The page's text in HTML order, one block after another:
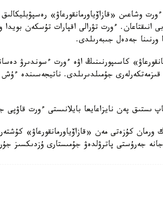
وشاعىن «قازاۆياورمانقورعاۋ»
انىقتاعان. ءورت تۋرالى اقپارات تۇسكەن
جەدەل جىبەرىلدى.
كاسىپورنىنىڭ اۋە ءورت ءسوندىرۋ
جۇمىلدىرىلدى. ناتيجەسىندە
ىستىق پەن نايزاعايعا بايلانىستى ءورت قاۋپى
ورمان كۇزەتى مەن «قازاۆياورمانقورعاۋ»
جانە جەرۇستى پاترۋلدەۋ جۇمىستارى ۇزدىكسىز